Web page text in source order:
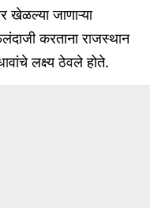
खेळल्या जाणाऱ्या
करताना राजस्थान
लक्ष्य ठेवले होते.